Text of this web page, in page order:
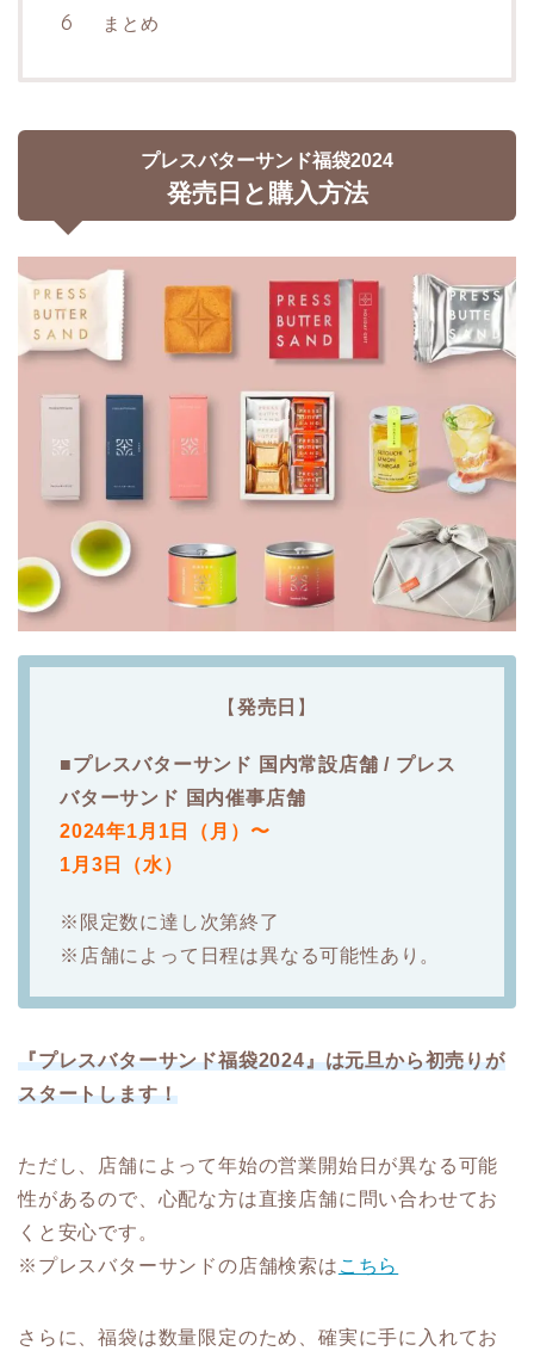
まとめ
プレスバターサンド福袋2024
発売日と購入方法
【 発売日 】
■プレスバターサンド 国内常設店舗 / プレス
バターサンド 国内催事店舗
2024年1月1日（月 ）〜
1月3日（水）
※限定数に達し次第終了
※店舗によって日程は異なる可能性あり。
『プレスバターサンド福袋2024』は元旦から初売りが
スタートします！
ただし、店舗によって年始の営業開始日が異なる可能
性があるので、心配な方は直接店舗に問い合わせてお
くと安心です。
※プレスバターサンドの店舗検索は こちら
さらに、福袋は数量限定のため、確実に手に入れてお